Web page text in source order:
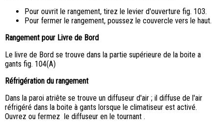
Pour ouvrit le rangement, tirez le levier d'ouverture fig. 103.
Pour fermer le rangement, poussez le couvercle vers le haut.
Rangement pour Livre de Bord
Le livre de Bord se trouve dans la partie supérieure de la boite a
gants fig. 104(A)
Réfrigération du rangement
Dans la paroi atriête se trouve un diffuseur d'air ; il diffuse de l'air
réfrigéré dans la boite à gants lorsque le climatiseur est activé.
Ouvrez ou fermez le diffuseur en le tournant .